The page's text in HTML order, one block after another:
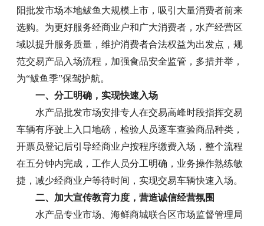
阳批发市场本地鲅鱼大规模上市，吸引大量消费者前来
选购。 为更好服务经商业户和广大消费者， 水产经营区
域以提升服务质量，维护消费者合法权益为出发点，规
范交易产品 入场流程， 加强食品安全监管， 多措并举，
为“鲅鱼季”保驾护航。
一、分工明确，实现快速入场
水产品批发市场安排专人在交易高峰时段指挥交易
车辆有序驶上入口地磅，检验人员逐车查验商品种类，
开票员登记后引导经商业户按程序缴费入场，整个流程
在五分钟内完成，工作人员分工明确，业务操作熟练敏
捷，减少经商业户等待时间，实现交易车辆快速入场。
二、加大宣传教育力度，营造诚信经营氛围
水产品专业市场、海鲜商城联合区市场监督管理局